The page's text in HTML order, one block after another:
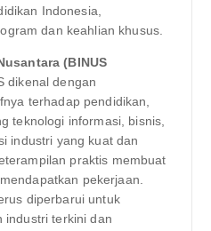
Indonesia,
dan keahlian khusus.
(BINUS
dikenal dengan
terhadap pendidikan,
teknologi informasi, bisnis,
industri yang kuat dan
praktis membuat
pekerjaan.
diperbarui untuk
industri terkini dan